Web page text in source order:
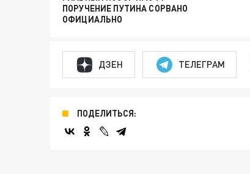
ПОРУЧЕНИЕ ПУТИНА СОРВАНО
ОФИЦИАЛЬНО
ДЗЕН ТЕЛЕГРАМ
ПОДЕЛИТЬСЯ: